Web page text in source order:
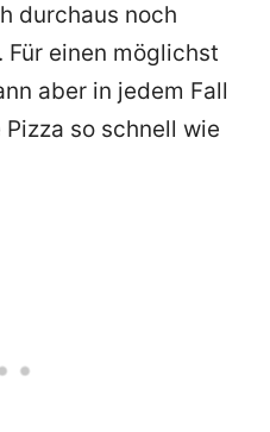
durchaus noch
einen möglichst
aber in jedem Fall
so schnell wie